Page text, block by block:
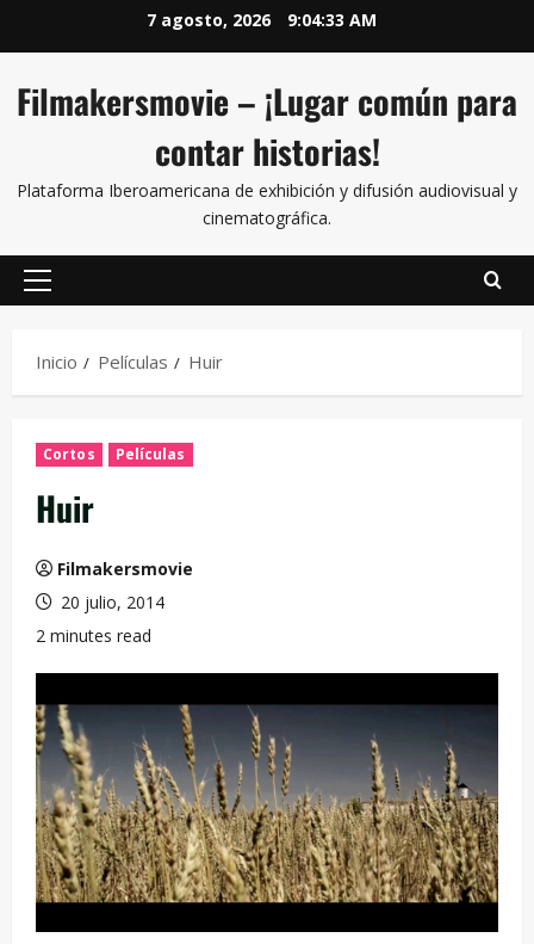
7 agosto, 2026 9:04:34 AM
Filmakersmovie – ¡Lugar común para
contar historias!
Plataforma Iberoamericana de exhibición y difusión audiovisual y
cinematográfica.
Inicio Películas Huir
Cortos Películas
Huir
Filmakersmovie
20 julio, 2014
2 minutes read